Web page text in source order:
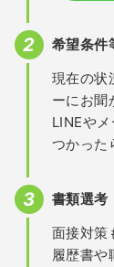
希望条件
現在の状
ーにお聞
LINEや
つかった
書類選考
面接対策
履歴書や